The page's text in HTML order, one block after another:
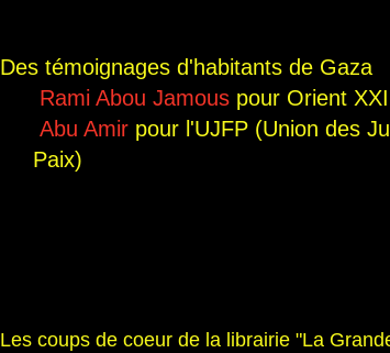
Des témoignages d'habitants de Gaza
Rami Abou Jamous pour Orient XXI
Abu Amir pour l'UJFP (Union des
Paix)
Les coups de coeur de la librairie "La